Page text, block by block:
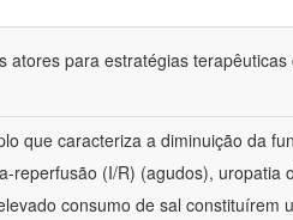
atores para estratégias
que caracteriza a diminuição da
reperfusão (I/R) (agudos), uropatia
consumo de sal constituírem